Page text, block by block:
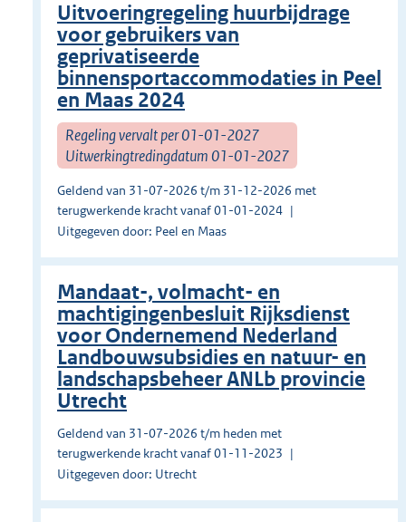
Uitvoeringregeling huurbijdrage
voor gebruikers van
geprivatiseerde
binnensportaccommodaties in Peel
en Maas 2024
Regeling vervalt per 01-01-2027
Uitwerkingtredingdatum 01-01-2027
Geldend van 31-07-2026 t/m 31-12-2026 met
terugwerkende kracht vanaf 01-01-2024
Uitgegeven door: Peel en Maas
Mandaat-, volmacht- en
machtigingenbesluit Rijksdienst
voor Ondernemend Nederland
Landbouwsubsidies en natuur- en
landschapsbeheer ANLb provincie
Utrecht
Geldend van 31-07-2026 t/m heden met
terugwerkende kracht vanaf 01-11-2023
Uitgegeven door: Utrecht